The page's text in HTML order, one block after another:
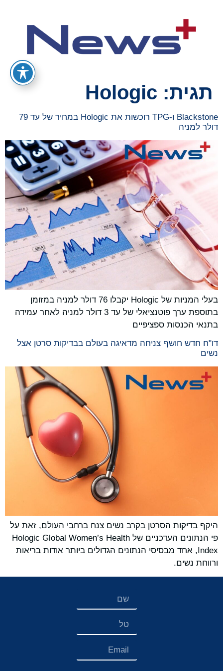
תגית: Hologic
Blackstone ו-TPG רוכשות את Hologic במחיר של עד 79
דולר למניה
בעלי המניות של Hologic יקבלו 76 דולר למניה במזומן
בתוספת ערך פוטנציאלי של עד 3 דולר למניה לאחר עמידה
בתנאי הכנסות ספציפיים
דו"ח חדש חושף צניחה מדאיגה בעולם בבדיקות סרטן אצל
נשים
היקף בדיקות הסרטן בקרב נשים צנח ברחבי העולם, זאת על
פי הנתונים העדכניים של Hologic Global Women’s Health
Index, אחד מבסיסי הנתונים הגדולים ביותר אודות בריאות
ורווחת נשים.